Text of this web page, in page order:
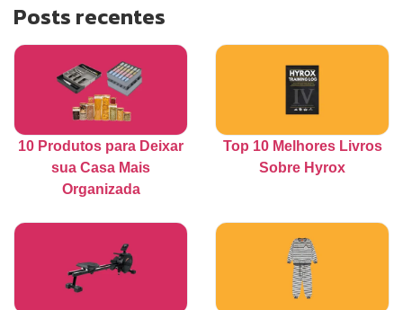
Posts recentes
10 Produtos para Deixar
sua Casa Mais
Organizada
Top 10 Melhores Livros
Sobre Hyrox